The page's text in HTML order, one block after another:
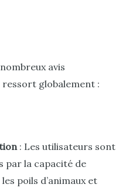
avis
ressort globalement :
: Les utilisateurs sont
par la capacité de
poils d’animaux et